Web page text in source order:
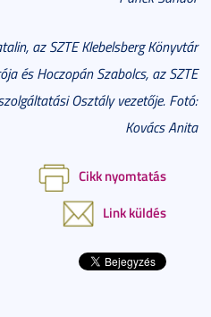
az SZTE Klebelsberg Könyvtár
és Hoczopán Szabolcs, az SZTE
Osztály vezetője. Fotó:
Kovács Anita
Cikk nyomtatás
Link küldés